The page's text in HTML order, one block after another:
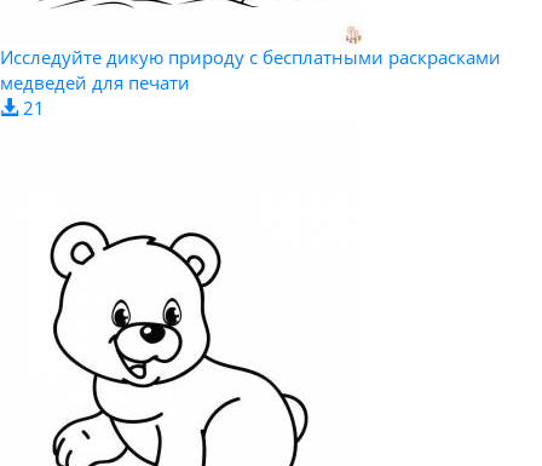
Исследуйте дикую природу с бесплатными раскрасками
медведей для печати
21